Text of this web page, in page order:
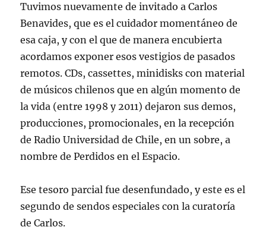
Tuvimos nuevamente de invitado a Carlos
Benavides, que es el cuidador momentáneo de
esa caja, y con el que de manera encubierta
acordamos exponer esos vestigios de pasados
remotos. CDs, cassettes, minidisks con material
de músicos chilenos que en algún momento de
la vida (entre 1998 y 2011) dejaron sus demos,
producciones, promocionales, en la recepción
de Radio Universidad de Chile, en un sobre, a
nombre de Perdidos en el Espacio.
Ese tesoro parcial fue desenfundado, y este es el
segundo de sendos especiales con la curatoría
de Carlos.